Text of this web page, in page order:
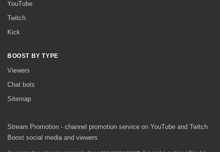
YouTube
Twitch
Kick
BOOST BY TYPE
Viewers
Chat bots
Sitemap
Stream Promotion - channel promotion service on YouTube and Twitch
Boost social media and viewers